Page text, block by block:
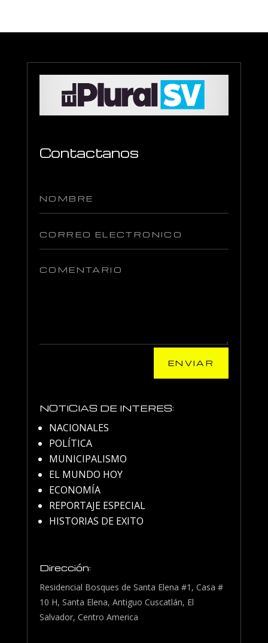
Contactanos
ENVIAR
NOTICIAS DE INTERES:
NACIONALES
POLÍTICA
MUNICIPALISMO
EL MUNDO HOY
ECONOMÍA
REPORTAJE ESPECIAL
HISTORIAS DE EXITO
Dirección:
Residencial Bosques de Santa Elena #1, Casa #
10 H, Santa Elena, Antiguo Cuscatlán, El
Salvador, Centro America